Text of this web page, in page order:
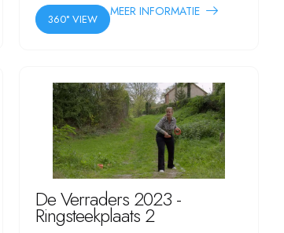
360° VIEW
MEER INFORMATIE
De Verraders 2023 -
Ringsteekplaats 2